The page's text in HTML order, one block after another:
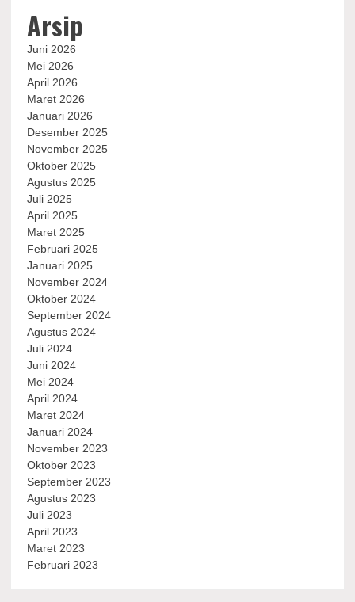
Arsip
Juni 2026
Mei 2026
April 2026
Maret 2026
Januari 2026
Desember 2025
November 2025
Oktober 2025
Agustus 2025
Juli 2025
April 2025
Maret 2025
Februari 2025
Januari 2025
November 2024
Oktober 2024
September 2024
Agustus 2024
Juli 2024
Juni 2024
Mei 2024
April 2024
Maret 2024
Januari 2024
November 2023
Oktober 2023
September 2023
Agustus 2023
Juli 2023
April 2023
Maret 2023
Februari 2023